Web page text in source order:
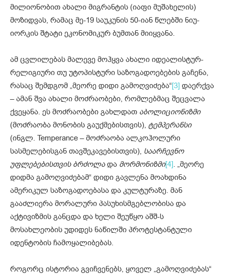
მილიონობით ახალი მიგრანტის (იაფი მუშახელის)
მოზიდვას, რამაც მე-19 საუკუნის 50-იან წლებში ნიუ-
იორკის შტატი ეკონომიკურ ბუმთან მიიყვანა.
ამ ცვლილებას მალევე მოჰყვა ახალი იდეალისტურ-
რელიგიური თუ უტოპისტური საზოგადოებების გაჩენა,
რასაც შემდგომ „მეორე დიდი გამოღვიძება“[3] დაერქვა
– ამან შვა ახალი მოძრაობები, რომლებმაც შეცვალა
ქვეყანა. ეს მოძრაობები გახლდათ აბოლიციონიზმი
(მოძრაობა მონობის გაუქმებისთვის), ტემპერანსი
(ინგლ. Temperance – მოძრაობა ალკოჰოლური
სასმელებისგან თავშეკავებისთვის), საარჩევნო
უფლებებისთვის ბრძოლადა მორმონიზმი[4]. „მეორე
დიდმა გამოღვიძებამ“ დიდი გავლენა მოახდინა
ამერიკულ საზოგადოებასა და კულტურაზე. მან
გააძლიერა მორალური პასუხისმგებლობისა და
აქტივიზმის განცდა და ხელი შეუწყო აშშ-ს
მოსახლეობის უდიდეს ნაწილში პროტესტანტული
იდენტობის ჩამოყალიბებას.
როგორც ისტორია გვიჩვენებს, ყოველ „გამოღვიძებას“